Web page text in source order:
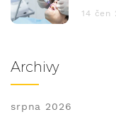
14 čen
Archivy
srpna 2026